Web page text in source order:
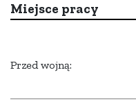
Miejsce pracy
Przed wojną: